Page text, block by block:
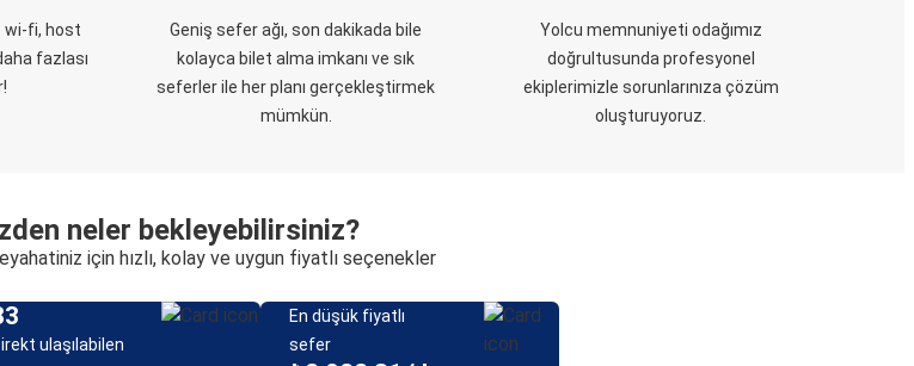
wi-fi, host
fazlası
Geniş sefer ağı, son dakikada bile
kolayca bilet alma imkanı ve sık
seferler ile her planı gerçekleştirmek
mümkün.
Yolcu memnuniyeti odağımız
doğrultusunda profesyonel
ekiplerimizle sorunlarınıza çözüm
oluşturuyoruz.
neler bekleyebilirsiniz?
için hızlı, kolay ve uygun fiyatlı seçenekler
ulaşılabilen
En düşük fiyatlı
sefer